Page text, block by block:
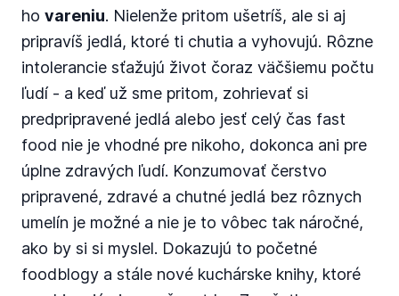
ho vareniu. Nielenže pritom ušetríš, ale si aj
pripravíš jedlá, ktoré ti chutia a vyhovujú. Rôzne
intolerancie sťažujú život čoraz väčšiemu počtu
ľudí - a keď už sme pritom, zohrievať si
predpripravené jedlá alebo jesť celý čas fast
food nie je vhodné pre nikoho, dokonca ani pre
úplne zdravých ľudí. Konzumovať čerstvo
pripravené, zdravé a chutné jedlá bez rôznych
umelín je možné a nie je to vôbec tak náročné,
ako by si si myslel. Dokazujú to početné
foodblogy a stále nové kuchárske knihy, ktoré